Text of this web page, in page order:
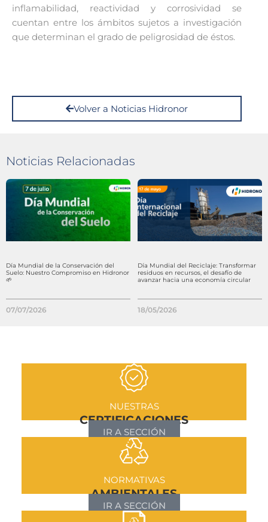
inflamabilidad, reactividad y corrosividad se
cuentan entre los ámbitos sujetos a investigación
que determinan el grado de peligrosidad de éstos.
Volver a Noticias Hidronor
Noticias Relacionadas
Día Mundial de la Conservación del
Suelo: Nuestro Compromiso en Hidronor
🌱
07/07/2026
Día Mundial del Reciclaje: Transformar
residuos en recursos, el desafío de
avanzar hacia una economía circular
18/05/2026
NUESTRAS
CERTIFICACIONES
IR A SECCIÓN
NORMATIVAS
AMBIENTALES
IR A SECCIÓN